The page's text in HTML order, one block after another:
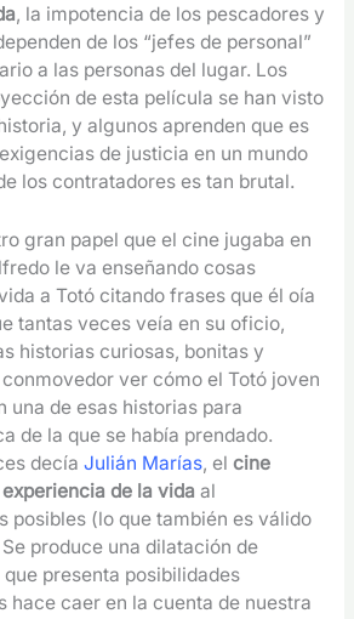
, la impotencia de los pescadores y
de los “jefes de personal”
a las personas del lugar. Los
de esta película se han visto
y algunos aprenden que es
de justicia en un mundo
los contratadores es tan brutal.
gran papel que el cine jugaba en
le va enseñando cosas
a Totó citando frases que él oía
tantas veces veía en su oficio,
historias curiosas, bonitas y
ver cómo el Totó joven
una de esas historias para
de la que se había prendado.
decía Julián Marías, el cine
de la vida al
posibles (lo que también es válido
produce una dilatación de
presenta posibilidades
hace caer en la cuenta de nuestra